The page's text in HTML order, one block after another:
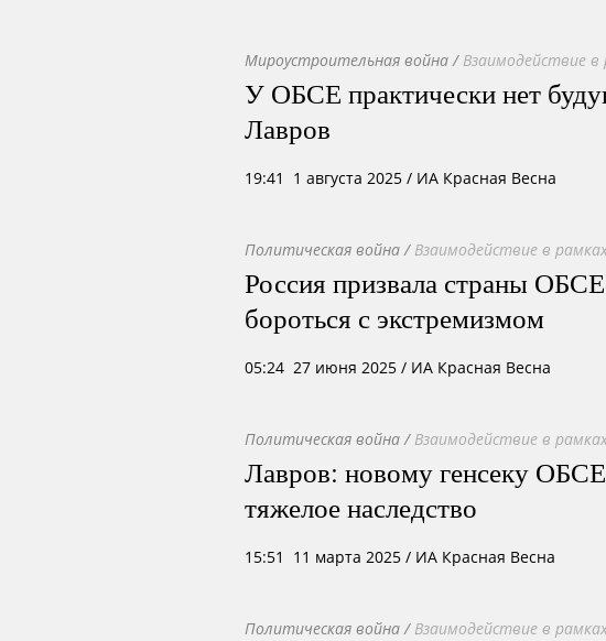
Мироустроительная война / Взаимодействие в
У ОБСЕ практически нет
Лавров
19:41 1 августа 2025 / ИА Красная Весна
Политическая война / Взаимодействие в
Россия призвала страны
бороться с экстремизмом
05:24 27 июня 2025 / ИА Красная Весна
Политическая война / Взаимодействие в
Лавров: новому генсеку
тяжелое наследство
15:51 11 марта 2025 / ИА Красная Весна
Политическая война / Взаимодействие в